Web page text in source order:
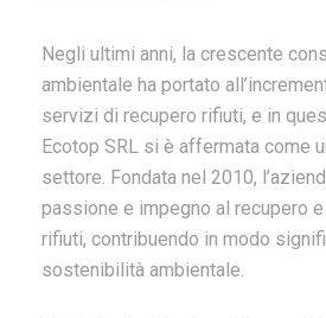
Negli ultimi anni, la crescente
ambientale ha portato
servizi di recupero rifiuti, e in
Ecotop SRL si è affermata come
settore. Fondata nel 2010,
passione e impegno al recupero
rifiuti, contribuendo in modo
sostenibilità ambientale.